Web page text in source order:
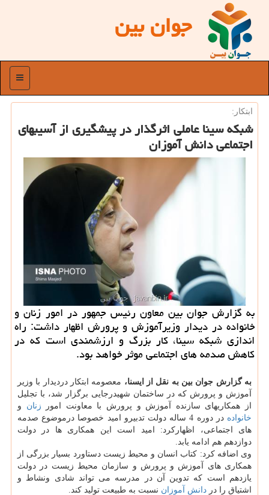
جوان بین
منو
ابتكار:
شبكه سینا عاملی اثرگذار در پیشگیری از آسیبهای
اجتماعی دانش آموزان
به گزارش جوان بین معاون رئیس جمهور در امور زنان و
خانواده در دیدار وزیرآموزش و پرورش اظهار داشت: راه
اندازی شبكه سینا، كار بزرگ و ارزشمندی است كه در
كاهش صدمه های اجتماعی موثر خواهد بود.
به گزارش جوان بین به نقل از ایسنا، معصومه ابتكار دردیدار با وزیر
آموزش و پرورش كه در ساختمان شهیدرجایی برگزار شد، با تجلیل
از همكاریهای سازنده آموزش و پرورش با معاونت امور زنان و
خانواده
در دوره 4 ساله دولت تدبیرو امید خصوصا درموضوع صدمه
های اجتماعی، اظهاركرد: امید است این همكاری ها در دولت
دوازدهم هم ادامه یابد.
وی اضافه كرد: كتاب انسان و محیط زیست دستاورد بسیار بزرگی از
همكاری های آموزش و پرورش و سازمان محیط زیست در دولت
یازدهم است كه تدوین آن در مدرسه می تواند شادی ونشاط و
اشتیاق را در دانش آموزان نسبت به طبیعت تولید كند.